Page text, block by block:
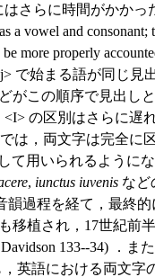
さらに時間がかかっ
a vowel and
be more properly
で始まる語が同じ見
がこの順序で見出し
<I> の区別はさらに遅
では，両文字は完全に
用いられるように
, iunctus iuvenis など
韻過程を経て，最終
移植され，17世紀前
133--34) ．
英語における両文